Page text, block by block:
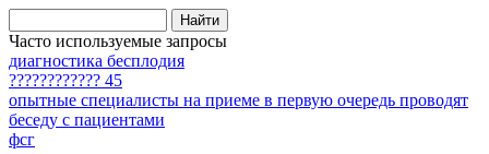
Часто используемые запросы
диагностика бесплодия
???????????? 45
опытные специалисты на приеме в первую очередь проводят
беседу с пациентами
фсг